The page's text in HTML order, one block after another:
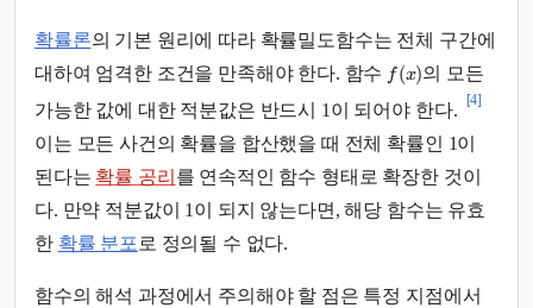
확률론의 기본 원리에 따라 확률밀도함수는 전체 구간에
대하여 엄격한 조건을 만족해야 한다. 함수 f(x)의 모든
가능한 값에 대한 적분값은 반드시 1이 되어야 한다.
[4]
이는 모든 사건의 확률을 합산했을 때 전체 확률인 1이
된다는 확률 공리 를 연속적인 함수 형태로 확장한 것이
다. 만약 적분값이 1이 되지 않는다면, 해당 함수는 유효
한 확률 분포 로 정의될 수 없다.
함수의 해석 과정에서 주의해야 할 점은 특정 지점에서